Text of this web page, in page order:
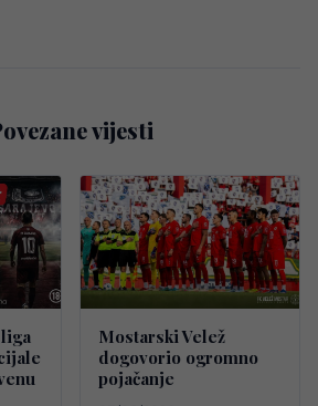
vijesti
Mostarski Velež
dogovorio ogromno
pojačanje